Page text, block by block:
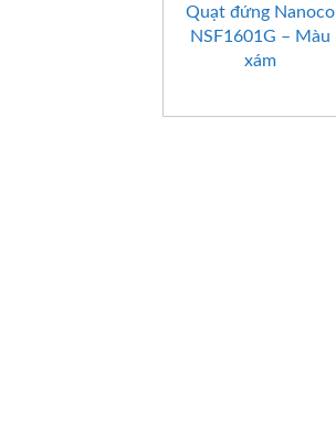
Quạt đứng Nanoco
NSF1601G – Màu
xám